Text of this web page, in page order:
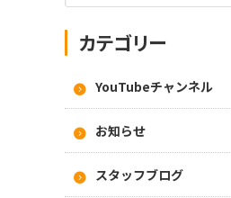
カテゴリー
YouTubeチャンネル
お知らせ
スタッフブログ